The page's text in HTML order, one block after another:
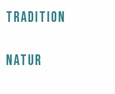
Tradition
Natur
Sie uns